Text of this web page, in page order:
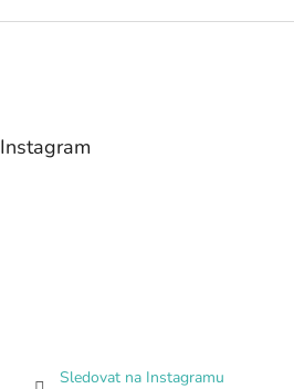
Instagram
Sledovat na Instagramu